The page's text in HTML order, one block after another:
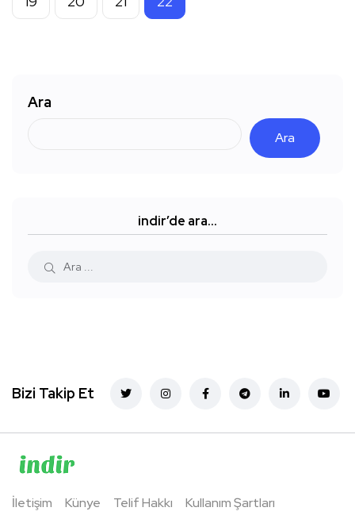
Ara
Ara
indir’de ara…
Bizi Takip Et
İletişim Künye Telif Hakkı Kullanım Şartları